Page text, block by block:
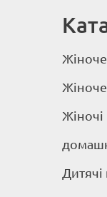
Жіноче
Жіночі